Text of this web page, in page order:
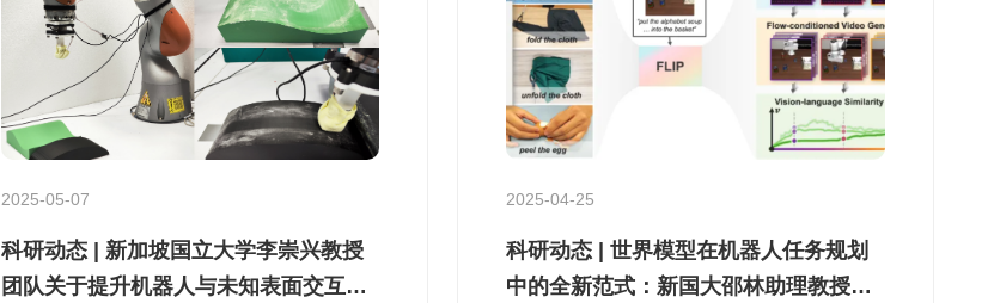
2025-05-07
科研动态 | 新加坡国立大学李崇兴教授
团队关于提升机器人与未知表面交互的
2025-04-25
科研动态 | 世界模型在机器人任务规划
中的全新范式：新国大邵林助理教授团